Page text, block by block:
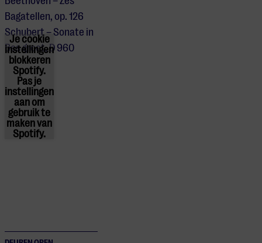
Bagatellen, op. 126
Schubert – Sonate in
Bes groot, D 960
Je cookie
instellingen
blokkeren
Spotify.
Pas je
instellingen
aan om
gebruik te
maken van
Spotify.